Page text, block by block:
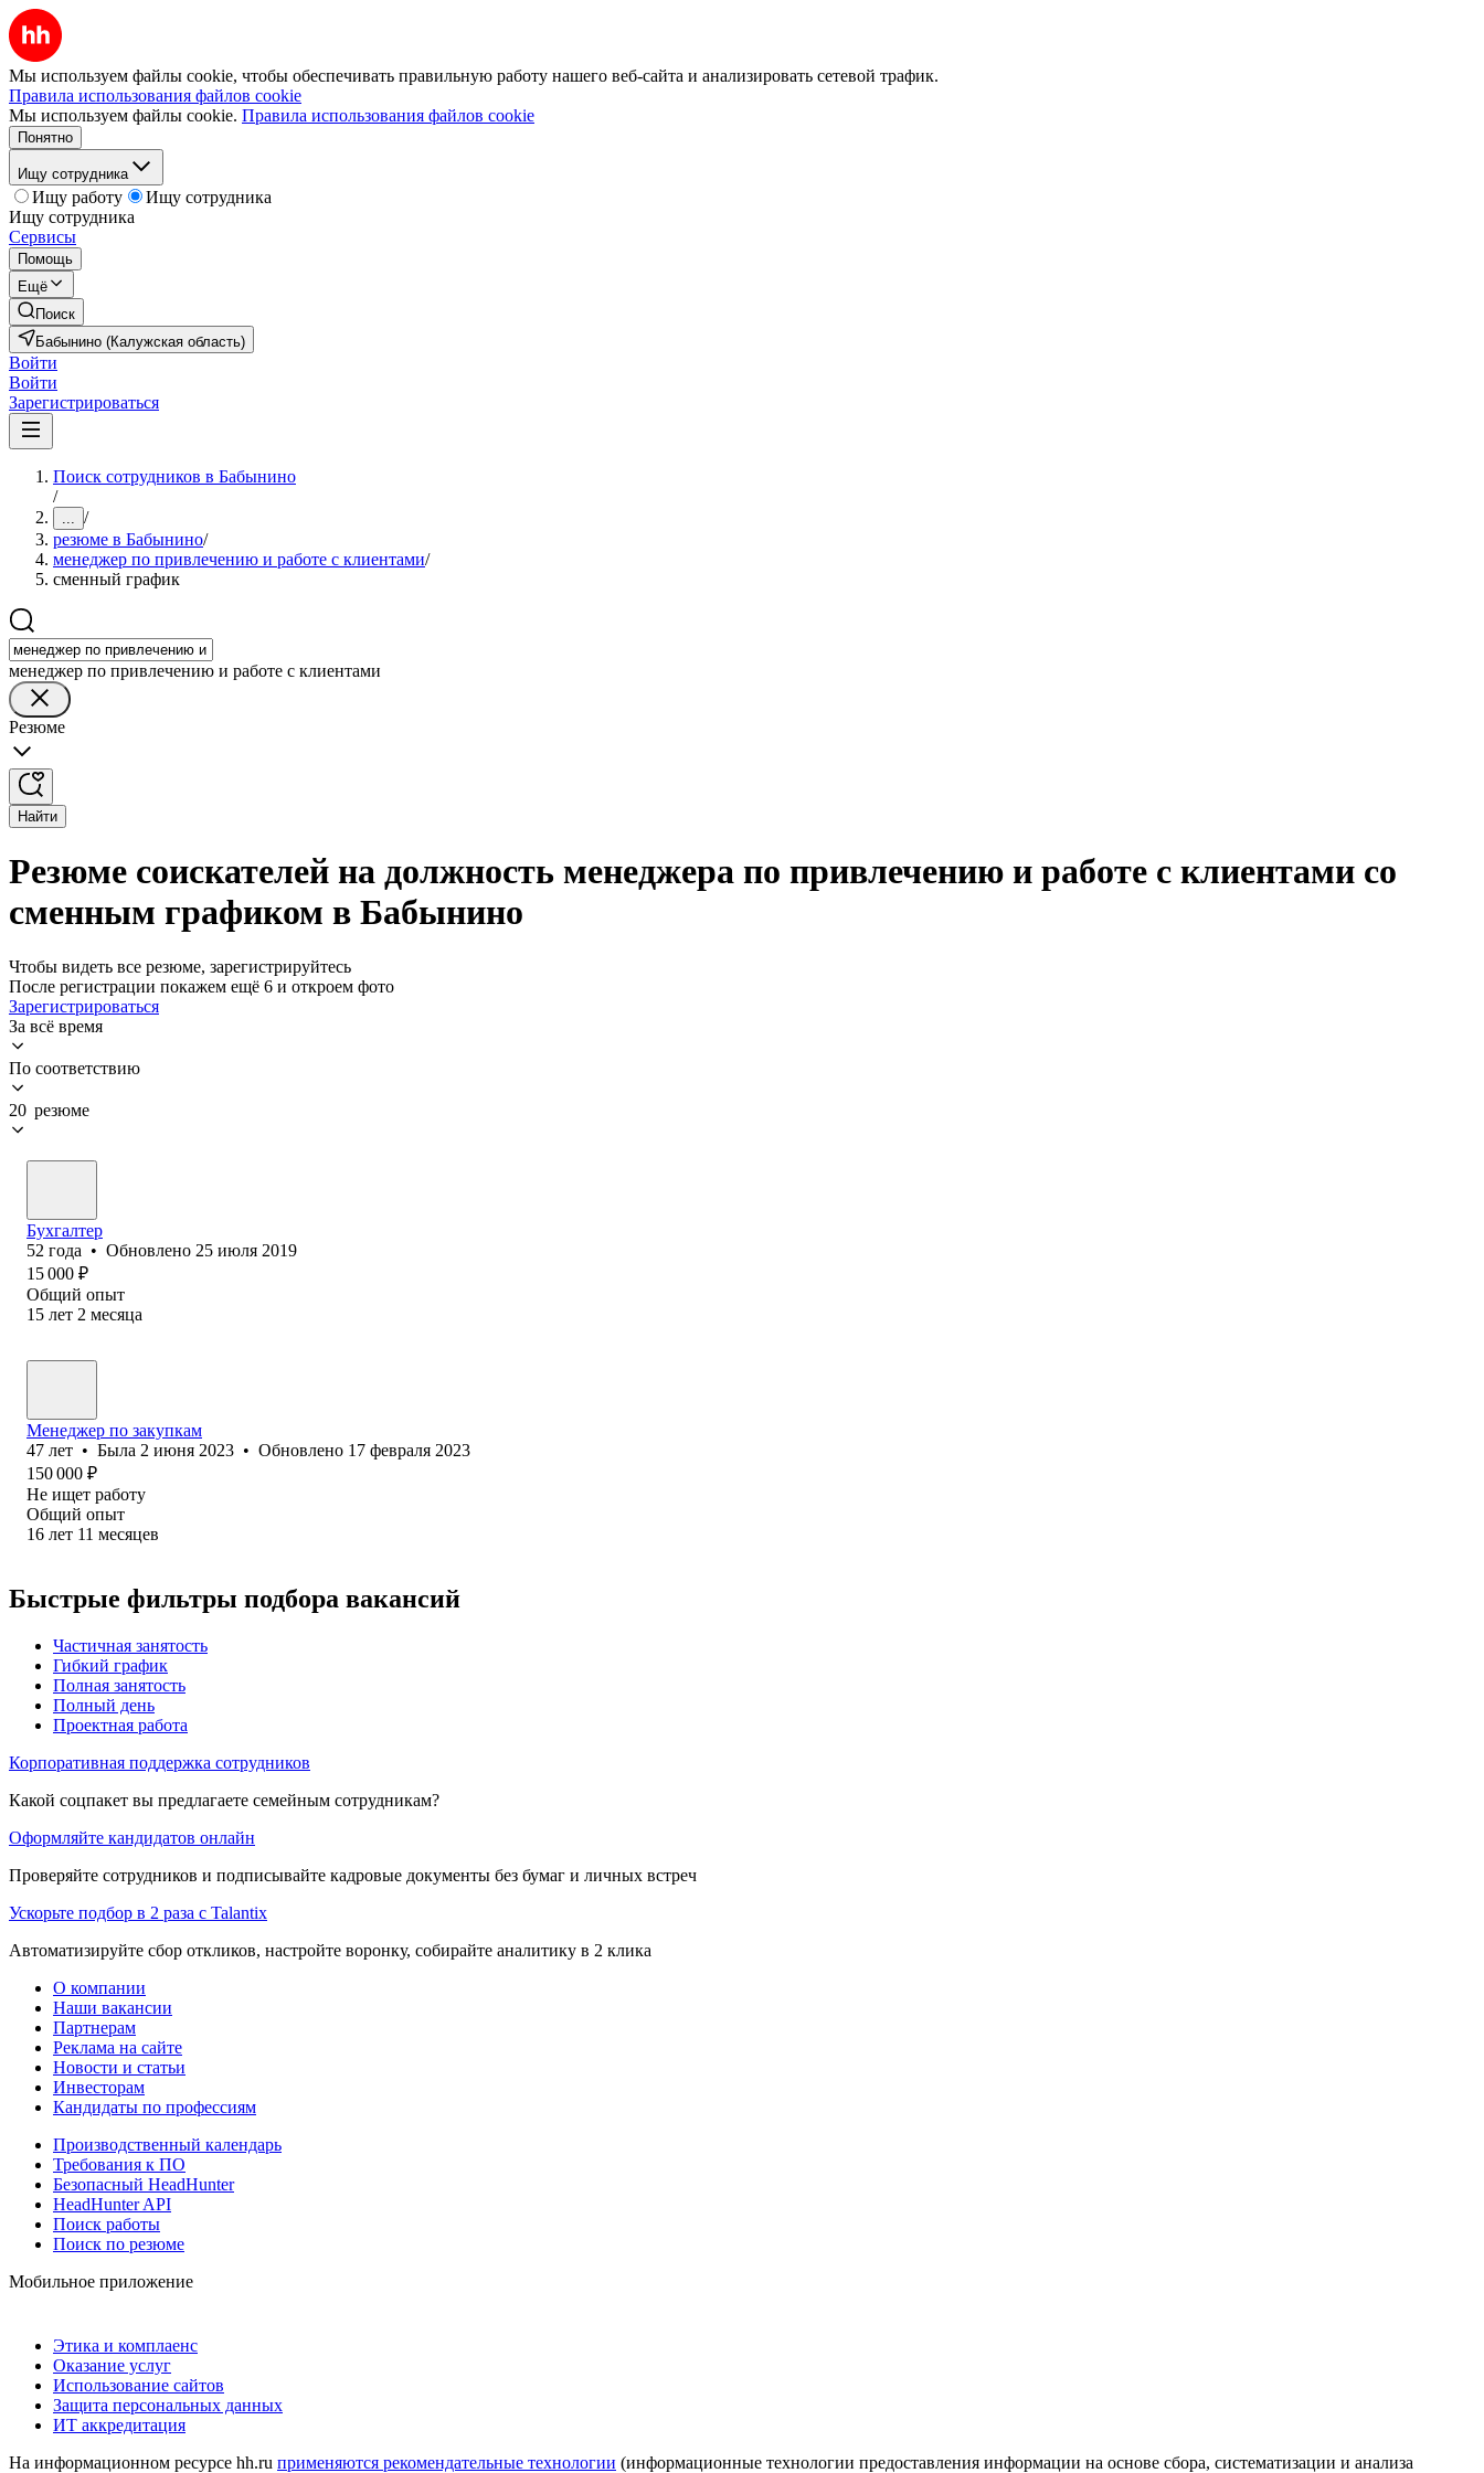
Мы используем файлы cookie, чтобы обеспечивать правильную работу нашего веб-сайта и анализировать сетевой трафик.
Правила использования файлов cookie
Мы используем файлы cookie. Правила использования файлов cookie
Понятно
Ищу сотрудника
Ищу работу
Ищу сотрудника
Ищу сотрудника
Сервисы
Помощь
Ещё
Поиск
Бабынино (Калужская область)
Войти
Войти
Зарегистрироваться
Поиск сотрудников в Бабынино
/
... /
резюме в Бабынино/
менеджер по привлечению и работе с клиентами/
сменный график
менеджер по привлечению и работе с клиентами
Резюме
Найти
Резюме соискателей на должность менеджера по привлечению и работе с клиентами со
сменным графиком в Бабынино
Чтобы видеть все резюме, зарегистрируйтесь
После регистрации покажем ещё 6 и откроем фото
Зарегистрироваться
За всё время
По соответствию
20 резюме
Бухгалтер
52 года • Обновлено 25 июля 2019
15 000 ₽
Общий опыт
15 лет 2 месяца
Менеджер по закупкам
47 лет • Была 2 июня 2023 • Обновлено 17 февраля 2023
150 000 ₽
Не ищет работу
Общий опыт
16 лет 11 месяцев
Быстрые фильтры подбора вакансий
Частичная занятость
Гибкий график
Полная занятость
Полный день
Проектная работа
Корпоративная поддержка сотрудников
Какой соцпакет вы предлагаете семейным сотрудникам?
Оформляйте кандидатов онлайн
Проверяйте сотрудников и подписывайте кадровые документы без бумаг и личных встреч
Ускорьте подбор в 2 раза с Talantix
Автоматизируйте сбор откликов, настройте воронку, собирайте аналитику в 2 клика
О компании
Наши вакансии
Партнерам
Реклама на сайте
Новости и статьи
Инвесторам
Кандидаты по профессиям
Производственный календарь
Требования к ПО
Безопасный HeadHunter
HeadHunter API
Поиск работы
Поиск по резюме
Мобильное приложение
Этика и комплаенс
Оказание услуг
Использование сайтов
Защита персональных данных
ИТ аккредитация
На информационном ресурсе hh.ru применяются рекомендательные технологии (информационные технологии предоставления информации на основе сбора, систематизации и анализа